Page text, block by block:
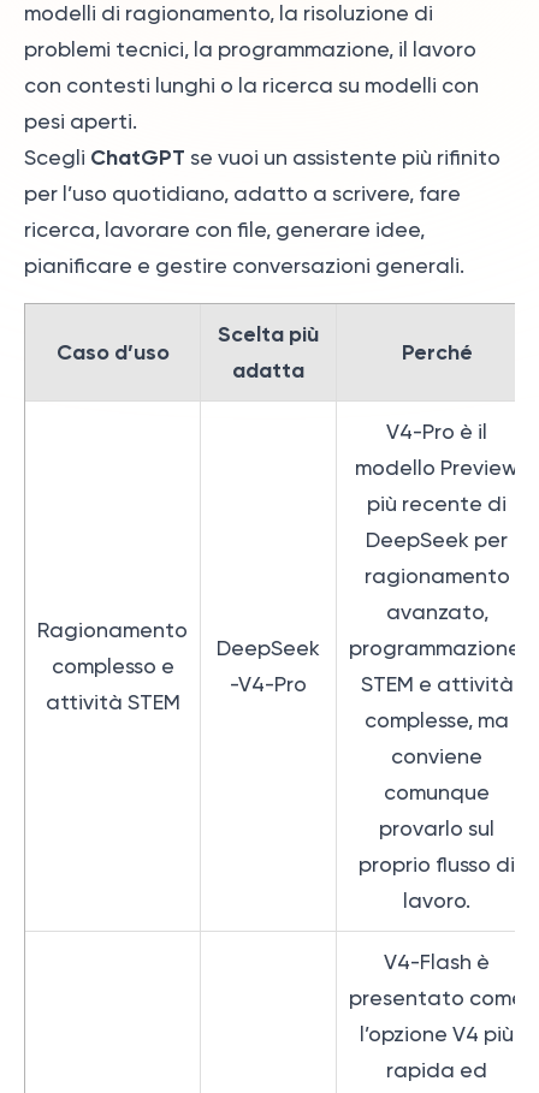
modelli di ragionamento, la risoluzione di
problemi tecnici, la programmazione, il lavoro
con contesti lunghi o la ricerca su modelli con
pesi aperti.
Scegli ChatGPT se vuoi un assistente più rifinito
per l’uso quotidiano, adatto a scrivere, fare
ricerca, lavorare con file, generare idee,
pianificare e gestire conversazioni generali.
Caso d’uso
Scelta più
adatta
Perché
Ragionamento
complesso e
attività STEM
DeepSeek
-V4-Pro
V4-Pro è il
modello Preview
più recente di
DeepSeek per
ragionamento
avanzato,
programmazione,
STEM e attività
complesse, ma
conviene
comunque
provarlo sul
proprio flusso di
lavoro.
V4-Flash è
presentato come
l’opzione V4 più
rapida ed